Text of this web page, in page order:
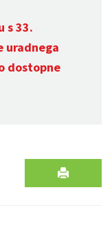
s 33.
uradnega
dostopne